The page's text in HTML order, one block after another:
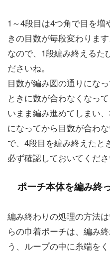
1～4段目は4つ角で目を増
きの目数が毎段変わります
なので、1段編み終えるた
ださいね。
目数が編み図の通りにな
ときに数が合わなくなっ
いまま編み進めてしまい
になってから目数が合わ
で、4段目を編み終えたと
必ず確認しておいてくださ
ポーチ本体を編み終
編み終わりの処理の方法
らの巾着ポーチは、編み
う、ループの中に糸端を